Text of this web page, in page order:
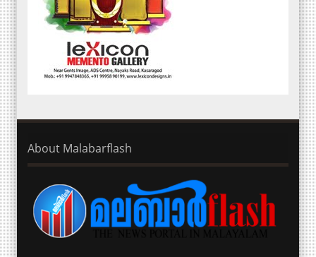
About Malabarflash